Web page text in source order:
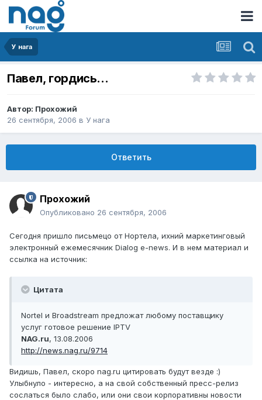
У нага
Павел, гордись...
Автор: Прохожий
26 сентября, 2006 в У нага
Ответить
Прохожий
Опубликовано 26 сентября, 2006
Сегодня пришло письмецо от Нортела, ихний маркетинговый
электронный ежемесячник Dialog e-news. И в нем материал и
ссылка на источник:
Цитата
Nortel и Broadstream предложат любому поставщику
услуг готовое решение IPTV
NAG.ru, 13.08.2006
http://news.nag.ru/9714
Видишь, Павел, скоро nag.ru цитировать будут везде :)
Улыбнуло - интересно, а на свой собственный пресс-релиз
сослаться было слабо, или они свои корпоративны новости